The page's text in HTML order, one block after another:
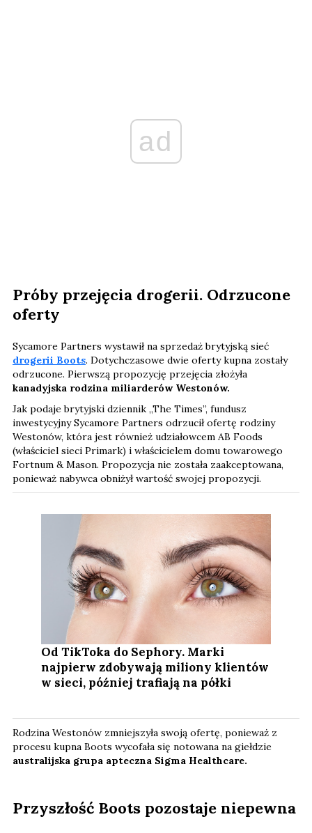
ad
Próby przejęcia drogerii. Odrzucone
oferty
Sycamore Partners wystawił na sprzedaż brytyjską sieć
drogerii Boots. Dotychczasowe dwie oferty kupna zostały
odrzucone. Pierwszą propozycję przejęcia złożyła
kanadyjska rodzina miliarderów Westonów.
Jak podaje brytyjski dziennik „The Times”, fundusz
inwestycyjny Sycamore Partners odrzucił ofertę rodziny
Westonów, która jest również udziałowcem AB Foods
(właściciel sieci Primark) i właścicielem domu towarowego
Fortnum & Mason. Propozycja nie została zaakceptowana,
ponieważ nabywca obniżył wartość swojej propozycji.
Od TikToka do Sephory. Marki
najpierw zdobywają miliony klientów
w sieci, później trafiają na półki
Rodzina Westonów zmniejszyła swoją ofertę, ponieważ z
procesu kupna Boots wycofała się notowana na giełdzie
australijska grupa apteczna Sigma Healthcare.
Przyszłość Boots pozostaje niepewna